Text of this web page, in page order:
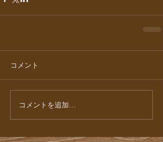
コメント
コメントを追加…